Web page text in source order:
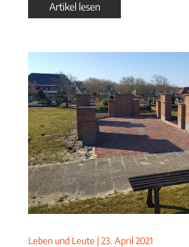
Artikel lesen
Leben und Leute | 23. April 2021